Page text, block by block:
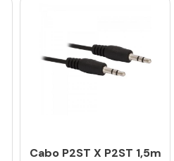
Cabo P2ST X P2ST 1,5m